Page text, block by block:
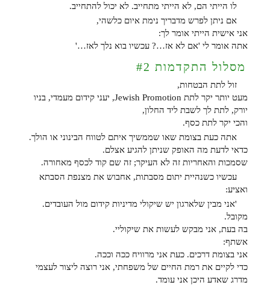
לו הייתי הם, לא הייתי מתחייב. לא יכול להתחייב.
אם ניתן לפרש מדבריך נימת איום כלשהי,
אני אישית הייתי אומר לך:
אתה אומר לי 'אם לא אז…? עכשיו בוא נלך לאז…'
מסלול התקדמות #2
זול לתת הבטחות,
מעט יותר יקר לתת Jewish Promotion, יעני קידום מעמדי, בניו
יורק, לתת לך לשבת ליד החלון,
והכי יקר לתת כסף.
אתה כעת בצומת שאו שממשיך איתם לטווח הבינוני או הולך.
כדאי לדעת מה האופק שניתן להגיע אצלם.
שסמכות והאחריות זה לא העיקר; זה שם קוד לכסף מאחורה.
עכשיו כשנהיית יתום מסבתות, אחבוש את מצנפת הסבתא
ואציע:
'אני מבין שלארגון יש שיקולי מדיניות קידום מול העובדים.
מקובל.
בה בעת, אני מבקש לעשות את שיקוליי.
אשתף:
אני בצומת דרכים. כעת אני מרוויח ככה וככה.
כדי לקיים את רמת החיים של משפחתי, אני רוצה ליצור לעצמי
מדרג שאדע היכן אני עומד.